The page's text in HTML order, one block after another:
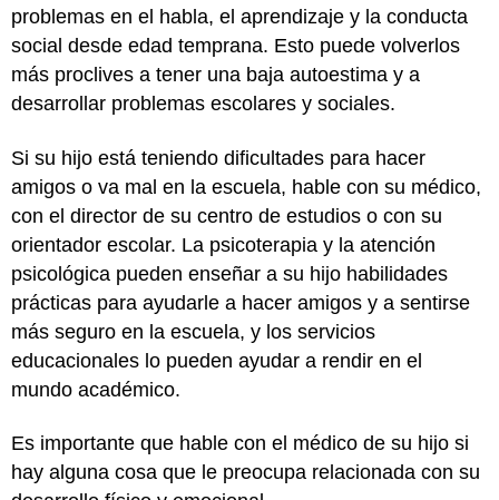
problemas en el habla, el aprendizaje y la conducta
social desde edad temprana. Esto puede volverlos
más proclives a tener una baja autoestima y a
desarrollar problemas escolares y sociales.
Si su hijo está teniendo dificultades para hacer
amigos o va mal en la escuela, hable con su médico,
con el director de su centro de estudios o con su
orientador escolar. La psicoterapia y la atención
psicológica pueden enseñar a su hijo habilidades
prácticas para ayudarle a hacer amigos y a sentirse
más seguro en la escuela, y los servicios
educacionales lo pueden ayudar a rendir en el
mundo académico.
Es importante que hable con el médico de su hijo si
hay alguna cosa que le preocupa relacionada con su